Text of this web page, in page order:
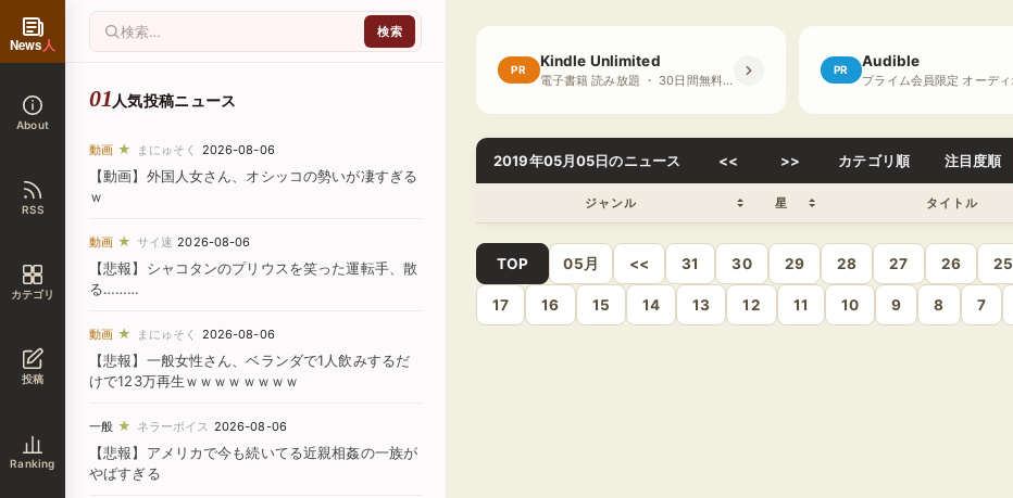
News人
About
RSS
カテゴリ
投稿
Ranking
人気投稿ニュース
動画 ★ まにゅそく 2026-08-06
【動画】外国人女さん、オシッコの勢いが凄すぎる
ｗ
動画 ★ サイ速 2026-08-06
【悲報】シャコタンのプリウスを笑った運転手、散
る………
動画 ★ まにゅそく 2026-08-06
【悲報】一般女性さん、ベランダで1人飲みするだ
けで123万再生ｗｗｗｗｗｗｗｗ
一般 ★ ネラーボイス 2026-08-06
【悲報】アメリカで今も続いてる近親相姦の一族が
やばすぎる
PR Kindle Unlimited
電子書籍 読み放題 ・ 30日間無料体験
PR Audible
2019年05月05日のニュース << >> カテゴリ順 注目度順
ジャンル 星 タイトル
TOP 05月 << 31 30 29 28 27 26 25
17 16 15 14 13 12 11 10 9 8 7